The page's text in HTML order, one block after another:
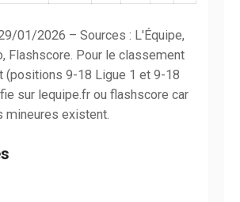
01/2026 – Sources : L'Équipe,
Flashscore. Pour le classement
(positions 9-18 Ligue 1 et 9-18
sur lequipe.fr ou flashscore car
mineures existent.